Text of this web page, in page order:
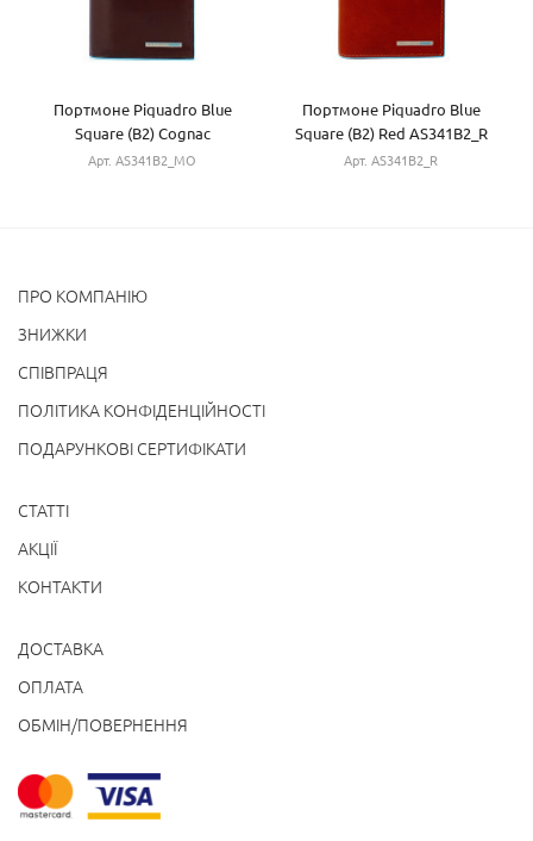
Портмоне Piquadro Blue
Square (B2) Cognac
AS341B2_MO
Арт. AS341B2_MO
Портмоне Piquadro Blue
Square (B2) Red AS341B2_R
Арт. AS341B2_R
ПРО КОМПАНІЮ
ЗНИЖКИ
СПІВПРАЦЯ
ПОЛІТИКА КОНФІДЕНЦІЙНОСТІ
ПОДАРУНКОВІ СЕРТИФІКАТИ
СТАТТІ
АКЦІЇ
КОНТАКТИ
ДОСТАВКА
ОПЛАТА
ОБМІН/ПОВЕРНЕННЯ